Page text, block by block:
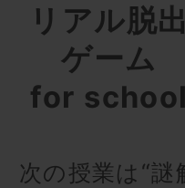
リアル脱
ゲーム
for
次の授業は“謎